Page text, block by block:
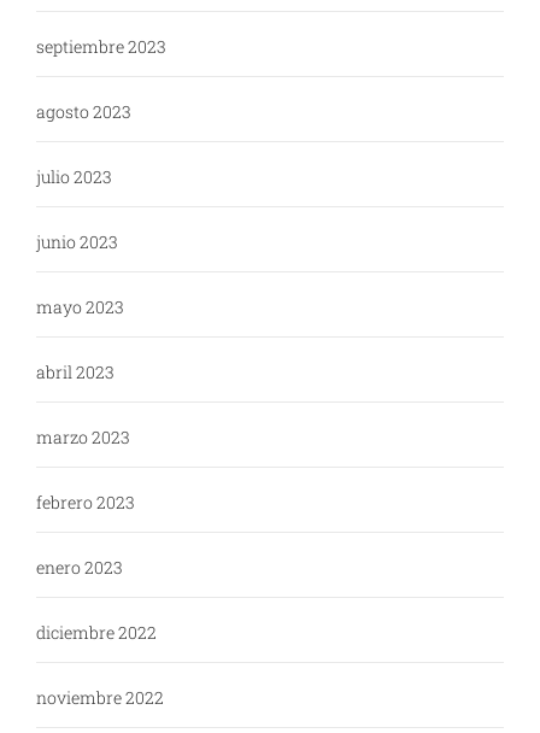
septiembre 2023
agosto 2023
julio 2023
junio 2023
mayo 2023
abril 2023
marzo 2023
febrero 2023
enero 2023
diciembre 2022
noviembre 2022